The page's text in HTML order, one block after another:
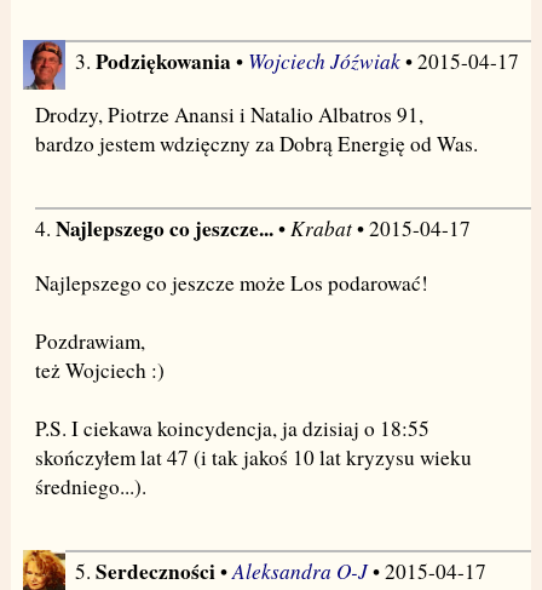
3. Podziękowania • Wojciech Jóźwiak• 2015-04-17
Drodzy, Piotrze Anansi i Natalio Albatros 91,
bardzo jestem wdzięczny za Dobrą Energię od Was.
4. Najlepszego co jeszcze...•Krabat• 2015-04-17
Najlepszego co jeszcze może Los podarować!
Pozdrawiam,
też Wojciech :)
P.S. I ciekawa koincydencja, ja dzisiaj o 18:55
skończyłem lat 47 (i tak jakoś 10 lat kryzysu wieku
średniego...).
5. Serdeczności•Aleksandra O-J• 2015-04-17